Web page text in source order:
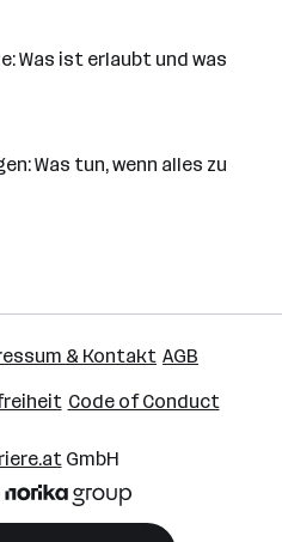
Was ist erlaubt und was
Was tun, wenn alles zu
& Kontakt AGB
Code of Conduct
GmbH